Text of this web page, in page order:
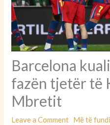
Barcelona
fazën tjetër të
Mbretit
Leave a Comment Më të